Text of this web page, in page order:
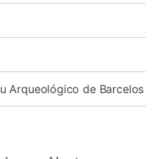
Arqueológico de Barcelos